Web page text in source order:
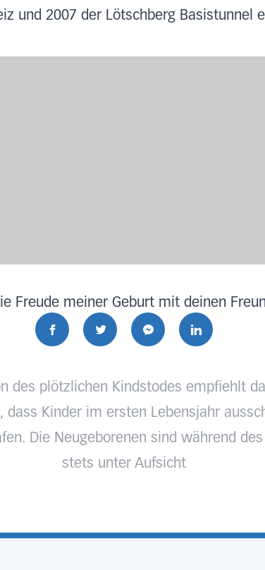
und 2007 der Lötschberg Basistunnel
Freude meiner Geburt mit deinen
des plötzlichen Kindstodes empfiehlt
dass Kinder im ersten Lebensjahr
Die Neugeborenen sind während
stets unter Aufsicht